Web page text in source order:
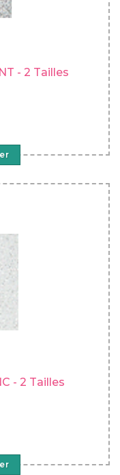
- 2 Tailles
- 2 Tailles